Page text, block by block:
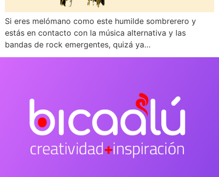
Si eres melómano como este humilde sombrerero y
estás en contacto con la música alternativa y las
bandas de rock emergentes, quizá ya…